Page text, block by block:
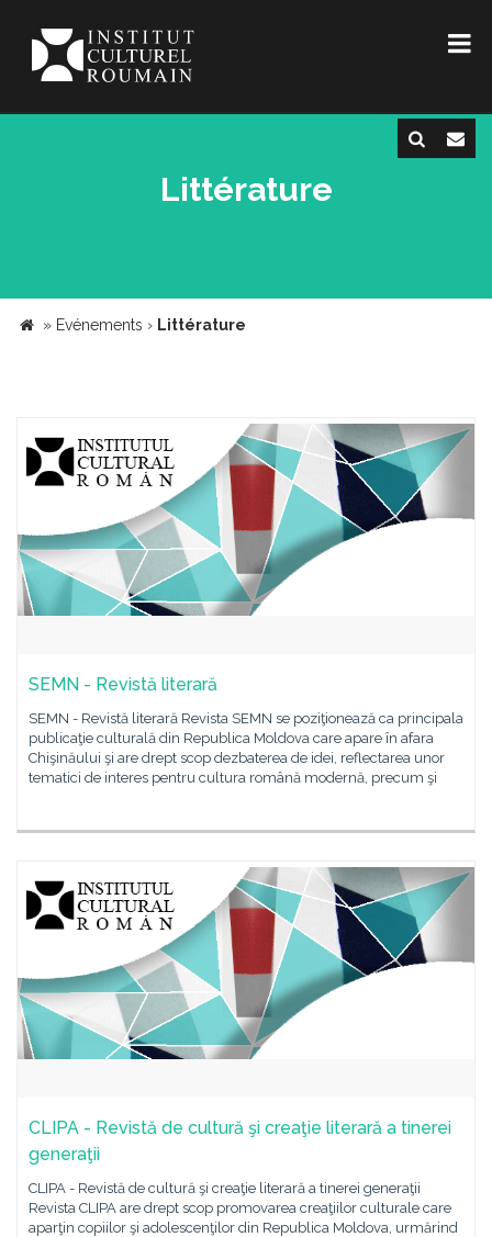
Littérature
» Evénements › Littérature
SEMN - Revistă literară
SEMN - Revistă literară Revista SEMN se poziţionează ca principala
publicaţie culturală din Republica Moldova care apare în afara
Chişinăului şi are drept scop dezbaterea de idei, reflectarea unor
tematici de interes pentru cultura română modernă, precum şi
CLIPA - Revistă de cultură şi creaţie literară a tinerei
generaţii
CLIPA - Revistă de cultură şi creaţie literară a tinerei generaţii
Revista CLIPA are drept scop promovarea creaţiilor culturale care
aparţin copiilor şi adolescenţilor din Republica Moldova, urmărind